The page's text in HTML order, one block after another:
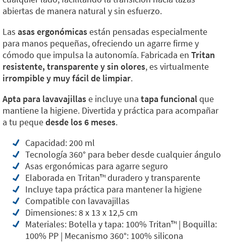
abiertas de manera natural y sin esfuerzo.
Las asas ergonómicasestán pensadas especialmente
para manos pequeñas, ofreciendo un agarre firme y
cómodo que impulsa la autonomía. Fabricada en Tritan
resistente, transparente y sin olores, es virtualmente
irrompible y muy fácil de limpiar.
Apta para lavavajillase incluye una tapa funcionalque
mantiene la higiene. Divertida y práctica para acompañar
a tu pequedesde los 6 meses.
Capacidad: 200 ml
Tecnología 360° para beber desde cualquier ángulo
Asas ergonómicas para agarre seguro
Elaborada en Tritan™️ duradero y transparente
Incluye tapa práctica para mantener la higiene
Compatible con lavavajillas
Dimensiones: 8 x 13 x 12,5 cm
Materiales: Botella y tapa: 100% Tritan™️ | Boquilla:
100% PP | Mecanismo 360°: 100% silicona